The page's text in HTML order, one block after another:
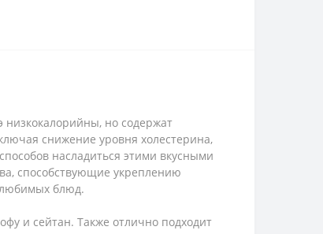
низкокалорийны, но содержат
снижение уровня холестерина,
насладиться этими вкусными
способствующие укреплению
любимых блюд.
и сейтан. Также отлично подходит